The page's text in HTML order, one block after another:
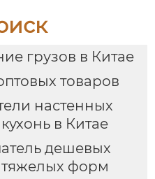
грузов в Китае
товаров
настенных
в Китае
дешевых
тяжелых форм